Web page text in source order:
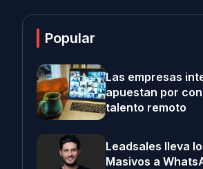
Popular
Las empresas
apuestan por
talento remoto
Leadsales lleva
Masivos a